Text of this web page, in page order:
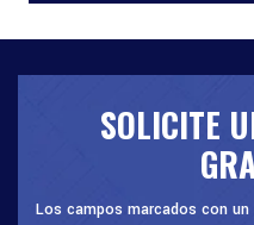
SOLICITE
Los campos marcados con